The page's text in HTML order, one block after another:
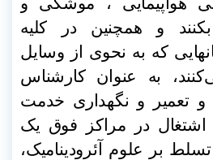
و همچنین در کلیه
که به نحوی از وسایل
به عنوان کارشناس
و تعمیر و نگهداری خدمت
اشتغال در مراکز فوق یک
بر علوم آئرودینامیک،